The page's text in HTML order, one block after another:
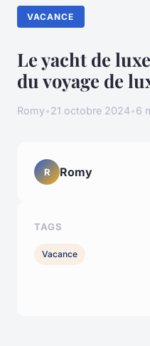
VACANCE
Le yacht de
du voyage de
Romy•21 octobre 2024•6
R Romy
TAGS
Vacance